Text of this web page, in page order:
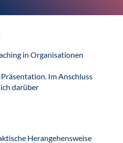
in Organisationen
Im Anschluss
darüber
Herangehensweise